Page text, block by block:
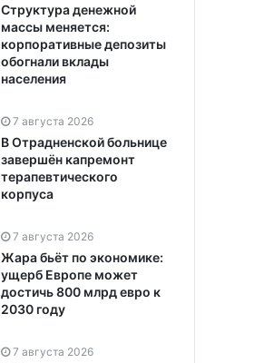
Структура денежной
массы меняется:
корпоративные депозиты
обогнали вклады
населения
7 августа 2026
В Отрадненской больнице
завершён капремонт
терапевтического
корпуса
7 августа 2026
Жара бьёт по экономике:
ущерб Европе может
достичь 800 млрд евро к
2030 году
7 августа 2026